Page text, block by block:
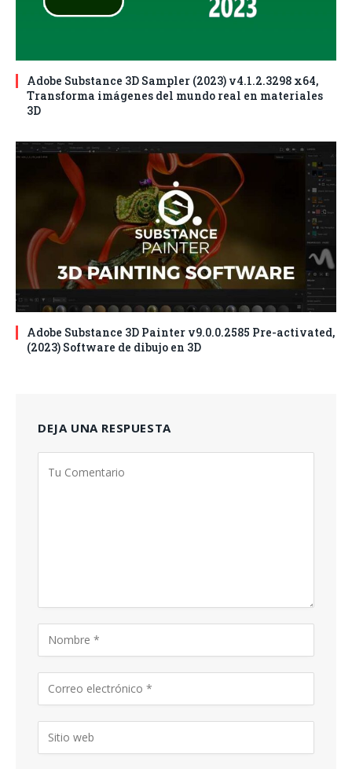
Adobe Substance 3D Sampler (2023) v4.1.2.3298 x64,
Transforma imágenes del mundo real en materiales
3D
Adobe Substance 3D Painter v9.0.0.2585 Pre-activated,
(2023) Software de dibujo en 3D
DEJA UNA RESPUESTA